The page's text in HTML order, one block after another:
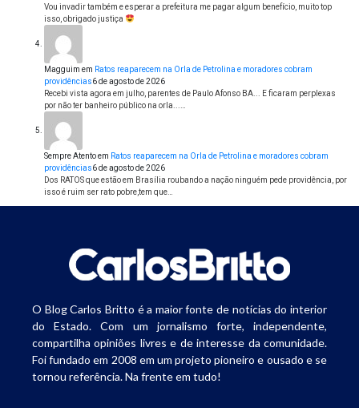
Vou invadir também e esperar a prefeitura me pagar algum benefício, muito top
isso, obrigado justiça
Magguim em Ratos reaparecem na Orla de Petrolina e moradores cobram
providências6 de agosto de 2026
Recebi vista agora em julho, parentes de Paulo Afonso BA... E ficaram perplexas
por não ter banheiro público na orla...…
Sempre Atentoem Ratos reaparecem na Orla de Petrolina e moradores cobram
providências6 de agosto de 2026
Dos RATOS que estão em Brasília roubando a nação ninguém pede providência, por
isso é ruim ser rato pobre,tem que…
O Blog Carlos Britto é a maior fonte de notícias do interior
do Estado. Com um jornalismo forte, independente,
compartilha opiniões livres e de interesse da comunidade.
Foi fundado em 2008 em um projeto pioneiro e ousado e se
tornou referência. Na frente em tudo!